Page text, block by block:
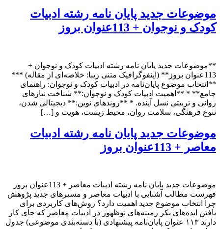
موضوعات جدید پایان نامه رشته ادبیات
کودک و نوجوان + 113عنوان بروز
**موضوعات جدید پایان نامه رشته ادبیات کودک و نوجوان +
113عنوان بروز** (اینفوگرافیک متنی زیبا: خلاصه‌ای از مقاله) ***
**انتخاب موضوع پایان‌نامه در ادبیات کودک و نوجوان: راهنمای
جامع** * **اهمیت ادبیات کودک و نوجوان:** شناخت نیازهای
روانی و تربیتی نسل آینده. * **روندهای نوین:** دیجیتالی شدن،
تنوع فرهنگی، سلامت روان، محیط زیست، هویت و […]
موضوعات جدید پایان نامه رشته ادبیات
معاصر + 113عنوان بروز
موضوعات جدید پایان نامه رشته ادبیات معاصر + 113عنوان بروز
فهرست مطالب آشنایی با ادبیات معاصر و مسیرهای جدید پژوهش
چرا انتخاب موضوع جدید اهمیت دارد؟ روش‌های کاربردی برای
یافتن ایده‌های بکر زمینه‌های نوظهور در ادبیات معاصر که جای کار
دارند ۱۱۳ عنوان پایان‌نامه پیشنهادی (با دسته‌بندی موضوعی) جدول